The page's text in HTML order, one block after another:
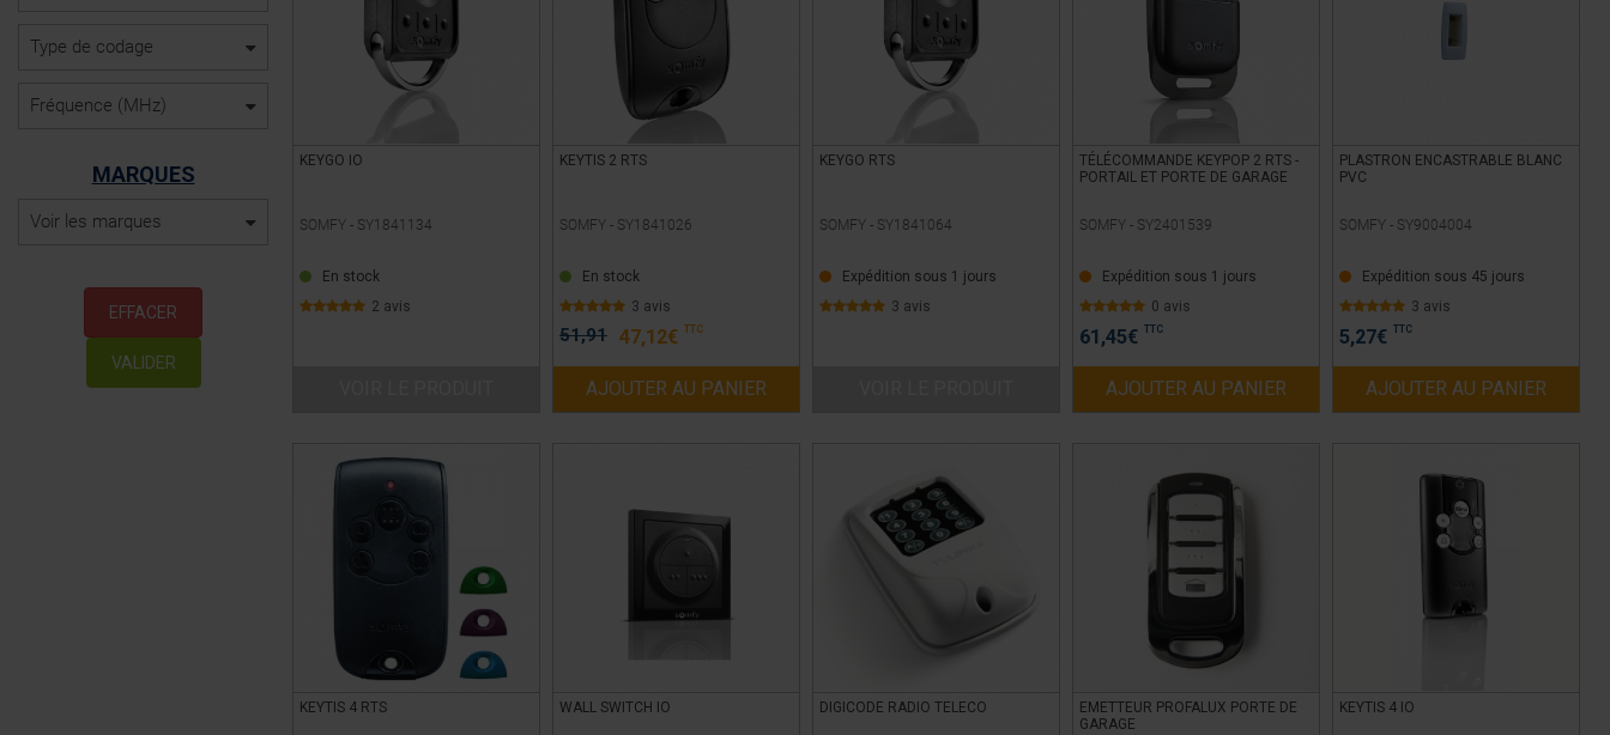
KEYGO IO
SOMFY - SY1841134
En stock
2 avis
KEYTIS 2 RTS
SOMFY - SY1841026
En stock
3 avis
51,91 47,12€ TTC
AJOUTER AU PANIER
KEYGO RTS
SOMFY - SY1841064
Expédition sous 1 jours
3 avis
TÉLÉCOMMANDE KEYPOP 2 RTS -
PORTAIL ET PORTE DE GARAGE
SOMFY - SY2401539
Expédition sous 1 jours
0 avis
61,45€ TTC
AJOUTER AU PANIER
PLASTRON ENCASTRABLE BLANC
PVC
SOMFY - SY9004004
Expédition sous 45 jours
3 avis
5,27€ TTC
AJOUTER AU PANIER
KEYTIS 4 RTS WALL SWITCH IO DIGICODE RADIO TELECO
EMETTEUR PROFALUX PORTE DE
GARAGE
KEYTIS 4 IO
Type de codage
Fréquence (MHz)
MARQUES
Voir les marques
EFFACER
VALIDER